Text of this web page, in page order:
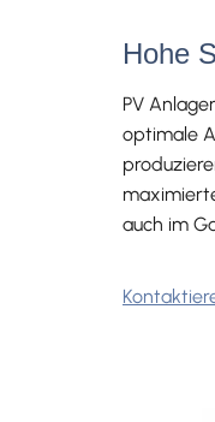
Hohe
PV
optimale
auch im